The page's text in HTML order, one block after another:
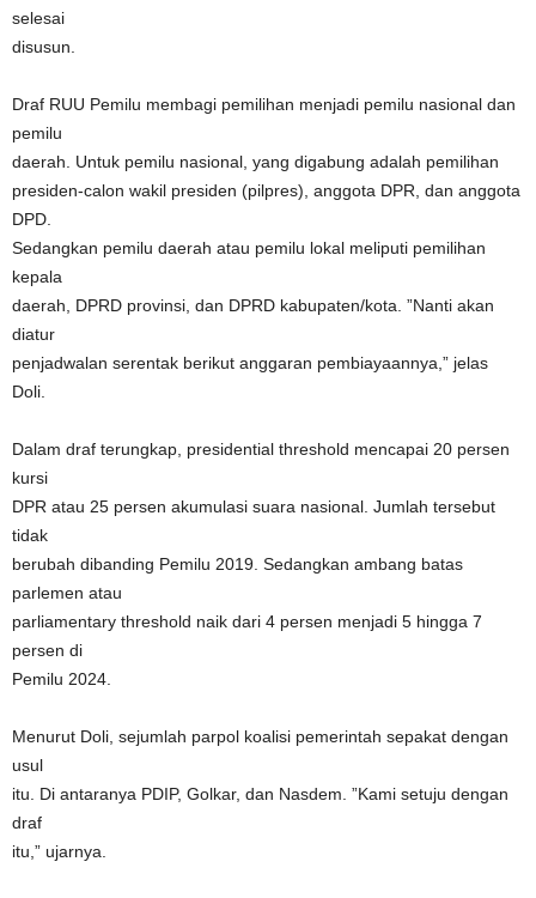
selesai
disusun.
Draf RUU Pemilu membagi pemilihan menjadi pemilu nasional dan
pemilu
daerah. Untuk pemilu nasional, yang digabung adalah pemilihan
presiden-calon wakil presiden (pilpres), anggota DPR, dan anggota
DPD.
Sedangkan pemilu daerah atau pemilu lokal meliputi pemilihan
kepala
daerah, DPRD provinsi, dan DPRD kabupaten/kota. ”Nanti akan
diatur
penjadwalan serentak berikut anggaran pembiayaannya,” jelas
Doli.
Dalam draf terungkap, presidential threshold mencapai 20 persen
kursi
DPR atau 25 persen akumulasi suara nasional. Jumlah tersebut
tidak
berubah dibanding Pemilu 2019. Sedangkan ambang batas
parlemen atau
parliamentary threshold naik dari 4 persen menjadi 5 hingga 7
persen di
Pemilu 2024.
Menurut Doli, sejumlah parpol koalisi pemerintah sepakat dengan
usul
itu. Di antaranya PDIP, Golkar, dan Nasdem. ”Kami setuju dengan
draf
itu,” ujarnya.